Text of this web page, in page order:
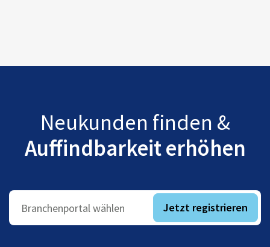
Neukunden finden &
Auffindbarkeit erhöhen
Branchenportal wählen Jetzt registrieren